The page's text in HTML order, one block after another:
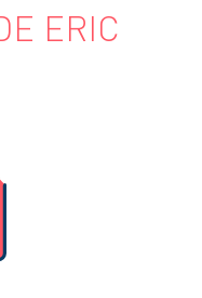
ERIC